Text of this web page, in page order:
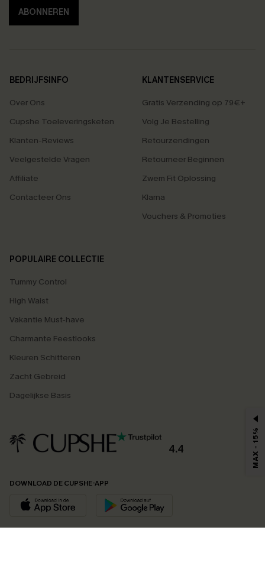
ABONNEREN
BEDRIJFSINFO
Over Ons
Cupshe Toeleveringsketen
Klanten-Reviews
Veelgestelde Vragen
Affiliate
Contacteer Ons
KLANTENSERVICE
Gratis Verzending op 79€+
Volg Je Bestelling
Retourzendingen
Retourneer Beginnen
Zwem Fit Oplossing
Klarna
Vouchers & Promoties
POPULAIRE COLLECTIE
Tummy Control
High Waist
Vakantie Must-have
Charmante Feestlooks
Kleuren Schitteren
Zacht Gebreid
Dagelijkse Basis
4.4
DOWNLOAD DE CUPSHE-APP
MAX - 15%